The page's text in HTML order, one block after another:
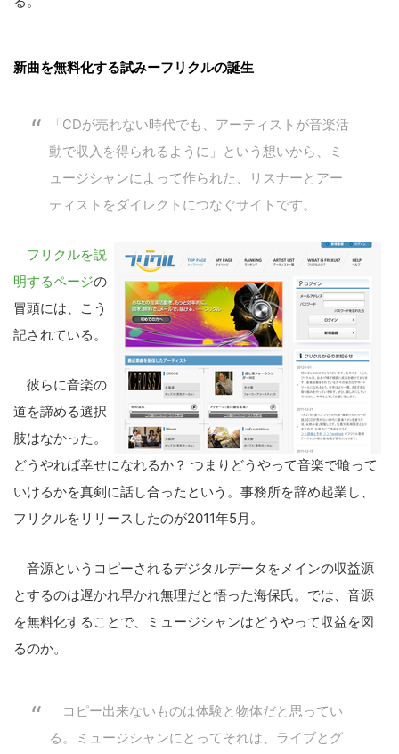
新曲を無料化する試みーフリクルの誕生
「CDが売れない時代でも、アーティストが音楽活
動で収入を得られるように」という想いから、ミ
ュージシャンによって作られた、リスナーとアー
ティストをダイレクトにつなぐサイトです。
フリクルを説
明するページの
冒頭には、こう
記されている。
彼らに音楽の
道を諦める選択
肢はなかった。
どうやれば幸せになれるか？ つまりどうやって音楽で喰って
いけるかを真剣に話し合ったという。事務所を辞め起業し、
フリクルをリリースしたのが2011年5月。
音源というコピーされるデジタルデータをメインの収益源
とするのは遅かれ早かれ無理だと悟った海保氏。では、音源
を無料化することで、ミュージシャンはどうやって収益を図
るのか。
コピー出来ないものは体験と物体だと思ってい
る。ミュージシャンにとってそれは、ライブとグ